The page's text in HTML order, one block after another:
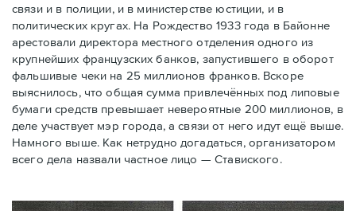
связи и в полиции, и в министерстве юстиции, и в
политических кругах. На Рождество 1933 года в Байoнне
арестовали директора местного отделения одного из
крупнейших французских банков, запустившего в оборот
фальшивые чеки на 25 миллионов франков. Вскоре
выяснилось, что общая сумма привлечённых под липовые
бумаги средств превышает невероятные 200 миллионов, в
деле участвует мэр города, a связи от него идут ещё выше.
Намного выше. Как нетрудно догадаться, организатором
всего дела назвали частное лицо — Ставиского.